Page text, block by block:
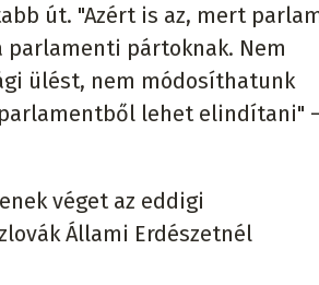
út. "Azért is az, mert
parlamenti pártoknak. Nem
ülést, nem módosíthatunk
lehet elindítani"
véget az eddigi
Állami Erdészetnél